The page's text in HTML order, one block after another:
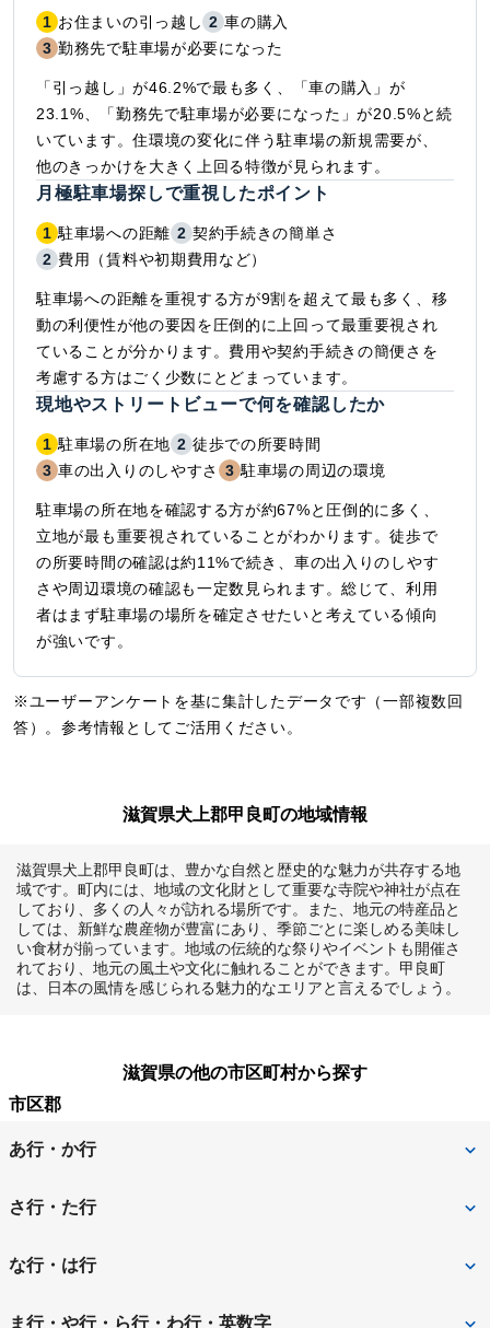
1 お住まいの引っ越し 2 車の購入
3 勤務先で駐車場が必要になった
「引っ越し」が46.2%で最も多く、「車の購入」が
23.1%、「勤務先で駐車場が必要になった」が20.5%と続
いています。住環境の変化に伴う駐車場の新規需要が、
他のきっかけを大きく上回る特徴が見られます。
月極駐車場探しで重視したポイント
1 駐車場への距離 2 契約手続きの簡単さ
2 費用（賃料や初期費用など）
駐車場への距離を重視する方が9割を超えて最も多く、移
動の利便性が他の要因を圧倒的に上回って最重要視され
ていることが分かります。費用や契約手続きの簡便さを
考慮する方はごく少数にとどまっています。
現地やストリートビューで何を確認したか
1 駐車場の所在地 2 徒歩での所要時間
3 車の出入りのしやすさ 3 駐車場の周辺の環境
駐車場の所在地を確認する方が約67%と圧倒的に多く、
立地が最も重要視されていることがわかります。徒歩で
の所要時間の確認は約11%で続き、車の出入りのしやす
さや周辺環境の確認も一定数見られます。総じて、利用
者はまず駐車場の場所を確定させたいと考えている傾向
が強いです。
※ユーザーアンケートを基に集計したデータです（一部複数回
答）。参考情報としてご活用ください。
滋賀県犬上郡甲良町の地域情報
滋賀県犬上郡甲良町は、豊かな自然と歴史的な魅力が共存する地
域です。町内には、地域の文化財として重要な寺院や神社が点在
しており、多くの人々が訪れる場所です。また、地元の特産品と
しては、新鮮な農産物が豊富にあり、季節ごとに楽しめる美味し
い食材が揃っています。地域の伝統的な祭りやイベントも開催さ
れており、地元の風土や文化に触れることができます。甲良町
は、日本の風情を感じられる魅力的なエリアと言えるでしょう。
滋賀県の他の市区町村から探す
市区郡
あ行・か行
犬上郡甲良町
犬上郡豊郷町
さ行・た行
高島市
な行・は行
長浜市 東近江市
ま行・や行・ら行・わ行・英数字